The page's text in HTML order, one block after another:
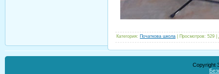
Категория: Початкова школа Просмотров: 529
Copyright